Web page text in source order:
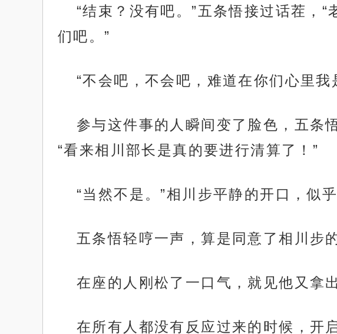
“结束？没有吧。”五条悟接过话茬，
们吧。”
“不会吧，不会吧，难道在你们心里我
参与这件事的人瞬间变了脸色，五条
“看来相川部长是真的要进行清算了！”
“当然不是。”相川步平静的开口，似
五条悟轻哼一声，算是同意了相川步
在座的人刚松了一口气，就见他又拿
在所有人都没有反应过来的时候，开